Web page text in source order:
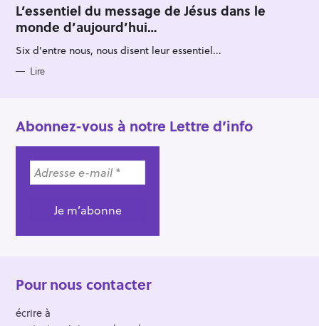
T
E
G
O
R
I
S
L’essentiel du message de Jésus dans le
monde d’aujourd’hui…
Six d'entre nous, nous disent leur essentiel...
Lire
Abonnez-vous à notre Lettre d’info
Pour nous contacter
écrire à